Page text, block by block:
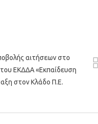
αιτήσεων στο
ΕΚΔΔΑ «Εκπαίδευση
στον Κλάδο Π.Ε.